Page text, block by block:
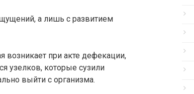
а лишь с развитием
возникает при акте дефекации,
узелков, которые сузили
выйти с организма.